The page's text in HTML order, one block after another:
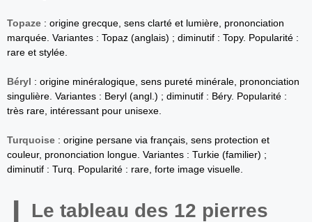
Topaze : origine grecque, sens clarté et lumière, prononciation
marquée. Variantes : Topaz (anglais) ; diminutif : Topy. Popularité :
rare et stylée.
Béryl : origine minéralogique, sens pureté minérale, prononciation
singulière. Variantes : Beryl (angl.) ; diminutif : Béry. Popularité :
très rare, intéressant pour unisexe.
Turquoise : origine persane via français, sens protection et
couleur, prononciation longue. Variantes : Turkie (familier) ;
diminutif : Turq. Popularité : rare, forte image visuelle.
Le tableau des 12 pierres